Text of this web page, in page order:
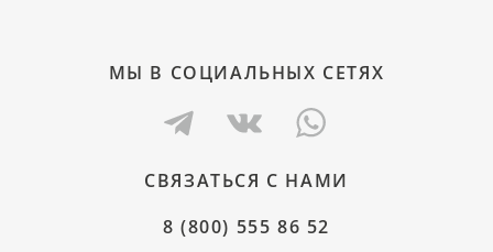
МЫ В СОЦИАЛЬНЫХ СЕТЯХ
СВЯЗАТЬСЯ С НАМИ
8 (800) 555 86 52